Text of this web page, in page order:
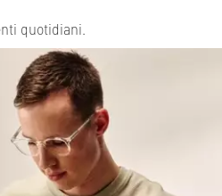
quotidiani.